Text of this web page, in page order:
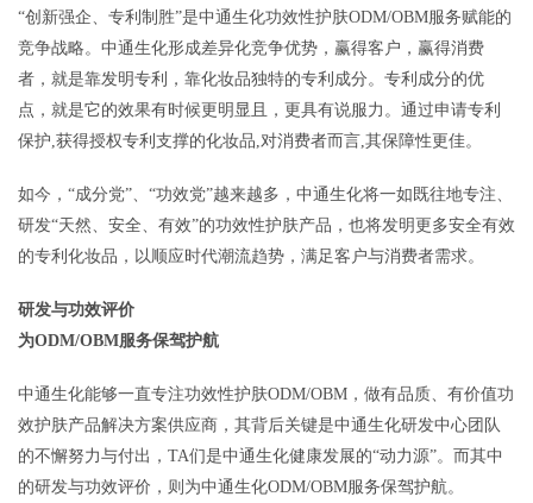
“创新强企、专利制胜”是中通生化功效性护肤ODM/OBM服务赋能的
竞争战略。中通生化形成差异化竞争优势，赢得客户，赢得消费
者，就是靠发明专利，靠化妆品独特的专利成分。专利成分的优
点，就是它的效果有时候更明显且，更具有说服力。通过申请专利
保护,获得授权专利支撑的化妆品,对消费者而言,其保障性更佳。
如今，“成分党”、“功效党”越来越多，中通生化将一如既往地专注、
研发“天然、安全、有效”的功效性护肤产品，也将发明更多安全有效
的专利化妆品，以顺应时代潮流趋势，满足客户与消费者需求。
研发与功效评价
为ODM/OBM服务保驾护航
中通生化能够一直专注功效性护肤ODM/OBM，做有品质、有价值功
效护肤产品解决方案供应商，其背后关键是中通生化研发中心团队
的不懈努力与付出，TA们是中通生化健康发展的“动力源”。而其中
的研发与功效评价，则为中通生化ODM/OBM服务保驾护航。